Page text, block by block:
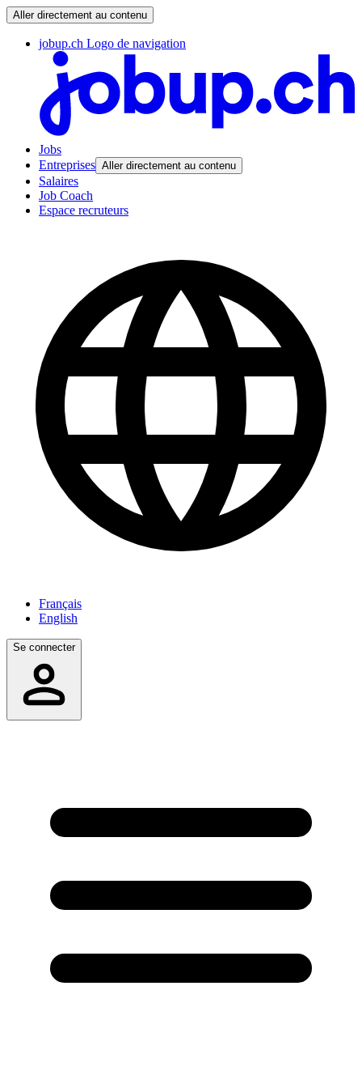
Aller directement au contenu
jobup.ch Logo de navigation
Jobs
Entreprises Aller directement au contenu
Salaires
Job Coach
Espace recruteurs
Français
English
Se connecter